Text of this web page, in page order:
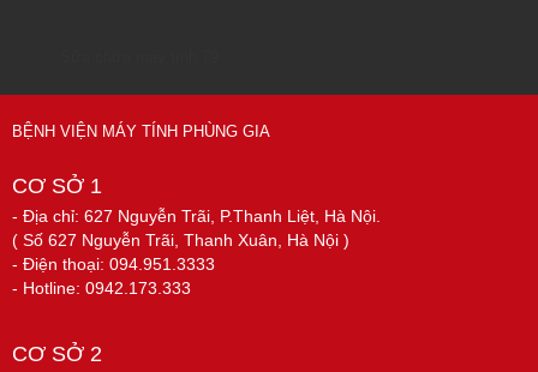
BỆNH VIỆN MÁY TÍNH PHÙNG GIA
CƠ SỞ 1
- Địa chỉ: 627 Nguyễn Trãi, P.Thanh Liệt, Hà Nội.
( Số 627 Nguyễn Trãi, Thanh Xuân, Hà Nội )
- Điện thoại: 094.951.3333
- Hotline: 0942.173.333
CƠ SỞ 2